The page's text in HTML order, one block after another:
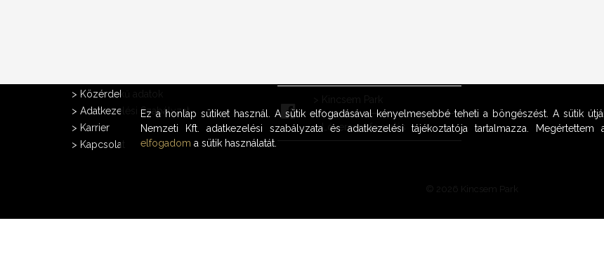
> Közérdekű adatok
> Adatkezelési Szabályzat
> Karrier
> Kapcsolat
>Lóversenyfogadás
© 2026 Kincsem Park
Ez a honlap sütiket használ. A sütik elfogadásával kényelmesebbé teheti a böngészést. A sütik
Nemzeti Kft. adatkezelési szabályzata és adatkezelési tájékoztatója tartalmazza. Megértettem
elfogadom a sütik használatát.